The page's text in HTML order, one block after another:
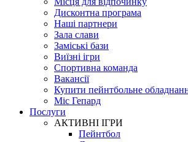
Дисконтна програма
Наші партнери
Зала слави
Заміські бази
Виїзні ігри
Спортивна команда
Вакансії
Купити пейнтбольне
Міс Гепард
Послуги
АКТИВНІ ІГРИ
Пейнтбол